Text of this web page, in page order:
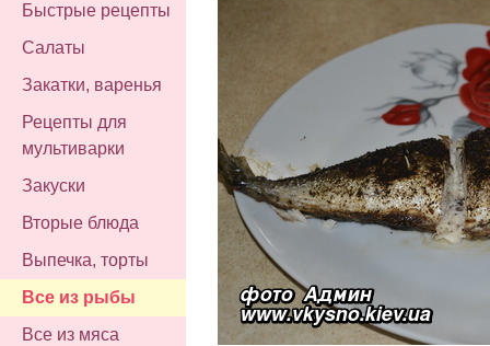
Быстрые рецепты
Салаты
Закатки, варенья
Рецепты для
мультиварки
Закуски
Вторые блюда
Выпечка, торты
Все из рыбы
Все из мяса